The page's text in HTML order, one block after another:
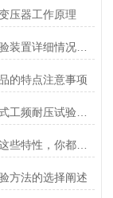
压器工作原理
对于智能工频耐压试验装置详细情况说明概述
的特点注意事项
如何选择和操作移动式工频耐压试验仪？
交流耐压试验装置的这些特性，你都了解吗？
方法的选择阐述